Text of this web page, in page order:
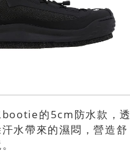
bootie的5cm防水款，透
水帶來的濕悶，營造舒